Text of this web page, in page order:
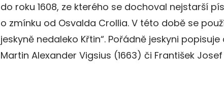
do roku 1608, ze kterého se dochoval nejstarší
o zmínku od Osvalda Crollia. V této době se
jeskyně nedaleko Křtin“. Pořádně jeskyni
Martin Alexander Vigsius (1663) či František